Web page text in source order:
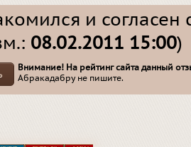
и согласен
08.02.2011 15:00)
Внимание! На рейтинг сайта данный
Абракадабру не пишите.